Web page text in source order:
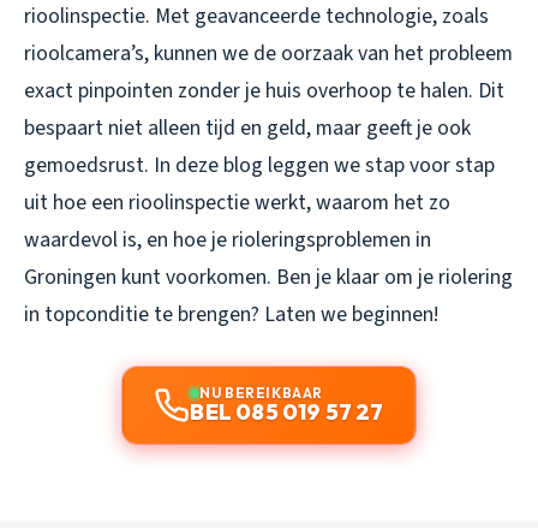
rioolinspectie. Met geavanceerde technologie, zoals
rioolcamera’s, kunnen we de oorzaak van het probleem
exact pinpointen zonder je huis overhoop te halen. Dit
bespaart niet alleen tijd en geld, maar geeft je ook
gemoedsrust. In deze blog leggen we stap voor stap
uit hoe een rioolinspectie werkt, waarom het zo
waardevol is, en hoe je rioleringsproblemen in
Groningen kunt voorkomen. Ben je klaar om je riolering
in topconditie te brengen? Laten we beginnen!
NU BEREIKBAAR
BEL 085 019 57 27